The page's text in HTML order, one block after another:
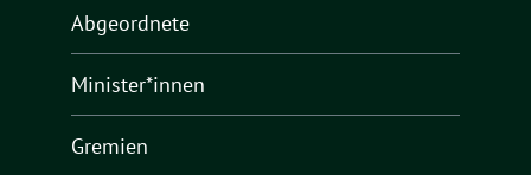
Abgeordnete
Minister*innen
Gremien